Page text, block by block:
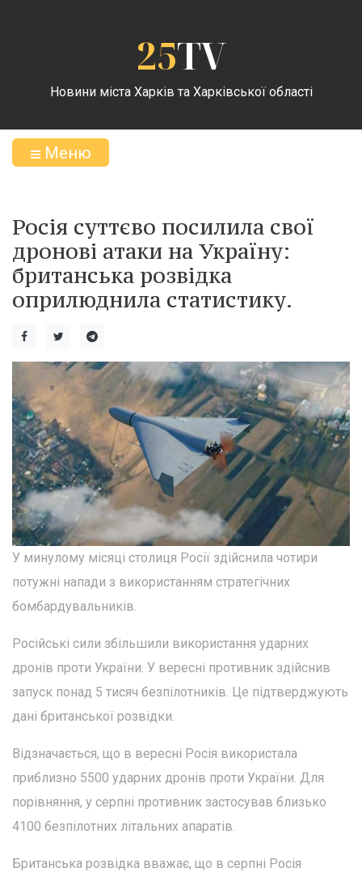
25TV
Новини міста Харків та Харківської області
Меню
Росія суттєво посилила свої
дронові атаки на Україну:
британська розвідка
оприлюднила статистику.
У минулому місяці столиця Росії здійснила чотири
потужні напади з використанням стратегічних
бомбардувальників.
Російські сили збільшили використання ударних
дронів проти України. У вересні противник здійснив
запуск понад 5 тисяч безпілотників. Це підтверджують
дані британської розвідки.
Відзначається, що в вересні Росія використала
приблизно 5500 ударних дронів проти України. Для
порівняння, у серпні противник застосував близько
4100 безпілотних літальних апаратів.
Британська розвідка вважає, що в серпні Росія